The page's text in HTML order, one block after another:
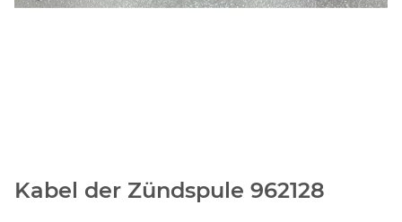
Kabel der Zündspule 962128